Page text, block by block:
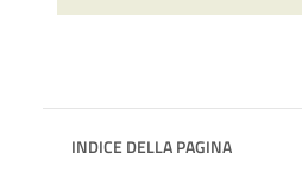
INDICE DELLA PAGINA